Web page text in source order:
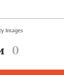
Images
0